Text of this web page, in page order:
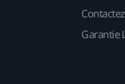
Garantie